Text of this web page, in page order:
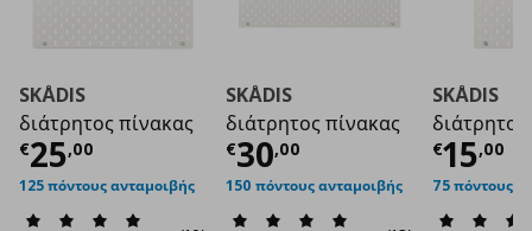
SKÅDIS
διάτρητος πίνακας
€25,00
Τρέχουσα τιμή€ 25,00
125 πόντους ανταμοιβής
SKÅDIS
διάτρητος πίνακας
€30,00
Τρέχουσα τιμή€
150 πόντους ανταμοιβής
SKÅDIS
€15,00
75 πόντους